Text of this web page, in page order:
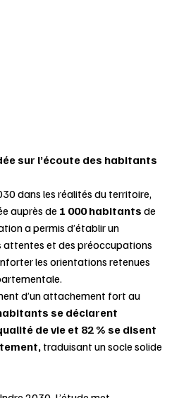
sur l’écoute des habitants
dans les réalités du territoire,
auprès de 1 000 habitants de
a permis d’établir un
attentes et des préoccupations
les orientations retenues
d’un attachement fort au
se déclarent
de vie et 82 % se disent
traduisant un socle solide